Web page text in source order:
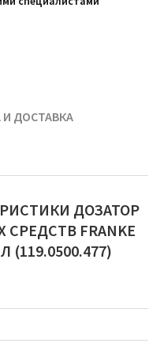
И ДОСТАВКА
ДОЗАТОР
FRANKE
(119.0500.477)